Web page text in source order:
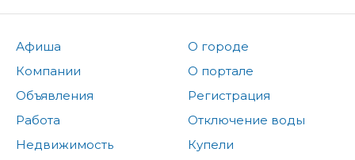
Афиша
Компании
Объявления
Работа
Недвижимость
О городе
О портале
Регистрация
Отключение воды
Купели